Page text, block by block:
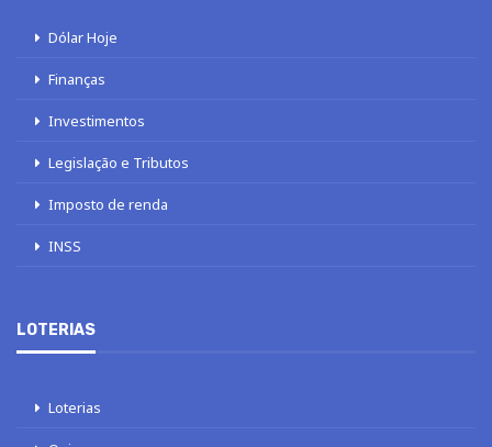
Dólar Hoje
Finanças
Investimentos
Legislação e Tributos
Imposto de renda
INSS
LOTERIAS
Loterias